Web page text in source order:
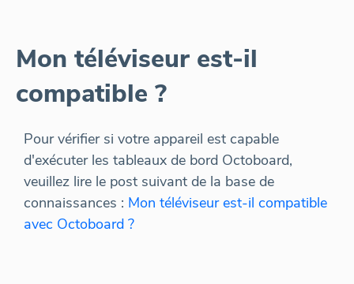
Mon téléviseur est-il
compatible ?
Pour vérifier si votre appareil est capable
d'exécuter les tableaux de bord Octoboard,
veuillez lire le post suivant de la base de
connaissances : Mon téléviseur est-il compatible
avec Octoboard ?